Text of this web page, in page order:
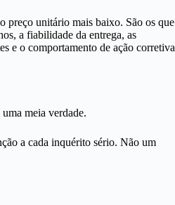
preço unitário mais baixo. São os que
a fiabilidade da entrega, as
e o comportamento de ação corretiva
meia verdade.
a cada inquérito sério. Não um